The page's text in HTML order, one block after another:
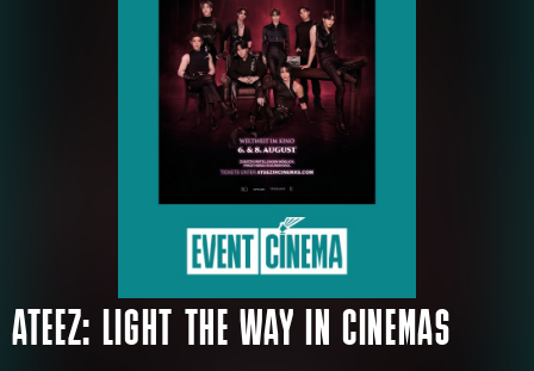
ATEEZ: LIGHT THE WAY IN CINEMAS